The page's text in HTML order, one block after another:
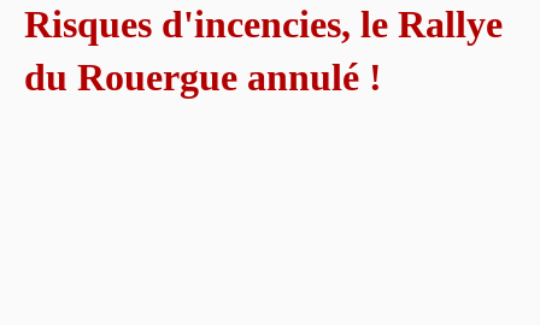
Risques d'incencies, le Rallye
du Rouergue annulé !